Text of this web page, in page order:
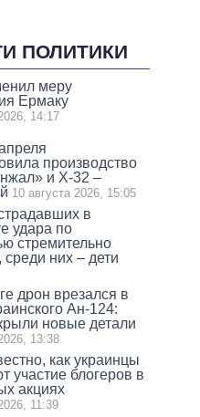
ПОЛИТИКИ
меру
Ермаку
14:17
производство
и Х-32 –
10 августа 2026, 15:05
в
удара по
стремительно
среди них – дети
дрон врезался в
Ан-124:
новые детали
13:38
как украинцы
участие блогеров в
акциях
11:39